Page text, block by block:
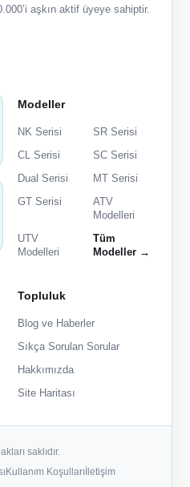
aşkın aktif üyeye sahiptir.
Modeller
NK Serisi
SR Serisi
CL Serisi
SC Serisi
Dual Serisi
MT Serisi
GT Serisi
ATV
Modelleri
UTV
Modelleri
Tüm
Modeller →
Topluluk
Blog ve Haberler
Sıkça Sorulan Sorular
Hakkımızda
Site Haritası
saklıdır.
Kullanım Koşulları İletişim